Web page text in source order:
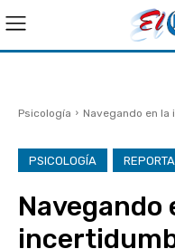
Psicología Navegando en
PSICOLOGÍA
Navegando